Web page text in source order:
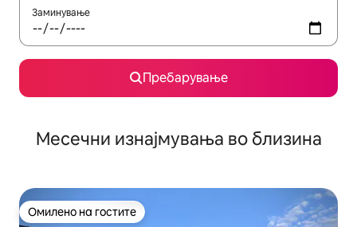
Заминување
Пребарување
Месечни изнајмувања во близина
Омилено на гостите
Омилено на гостите